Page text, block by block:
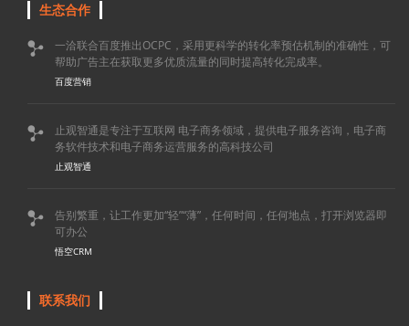
生态合作

一洽联合百度推出OCPC，采用更科学的转化率预估机制的准确性，可
帮助广告主在获取更多优质流量的同时提高转化完成率。
百度营销

止观智通是专注于互联网 电子商务领域，提供电子服务咨询，电子商
务软件技术和电子商务运营服务的高科技公司
止观智通

告别繁重，让工作更加“轻”“薄”，任何时间，任何地点，打开浏览器即
可办公
悟空CRM
联系我们